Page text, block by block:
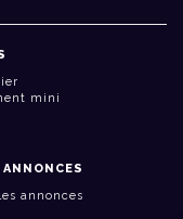
mini
annonces